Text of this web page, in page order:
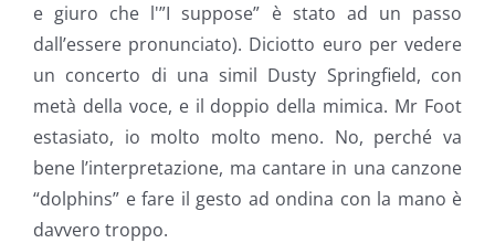
e giuro che l'”I suppose” è stato ad un passo
dall’essere pronunciato). Diciotto euro per vedere
un concerto di una simil Dusty Springfield, con
metà della voce, e il doppio della mimica. Mr Foot
estasiato, io molto molto meno. No, perché va
bene l’interpretazione, ma cantare in una canzone
“dolphins” e fare il gesto ad ondina con la mano è
davvero troppo.